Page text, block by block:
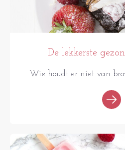
De lekkerste
Wie houdt er niet van